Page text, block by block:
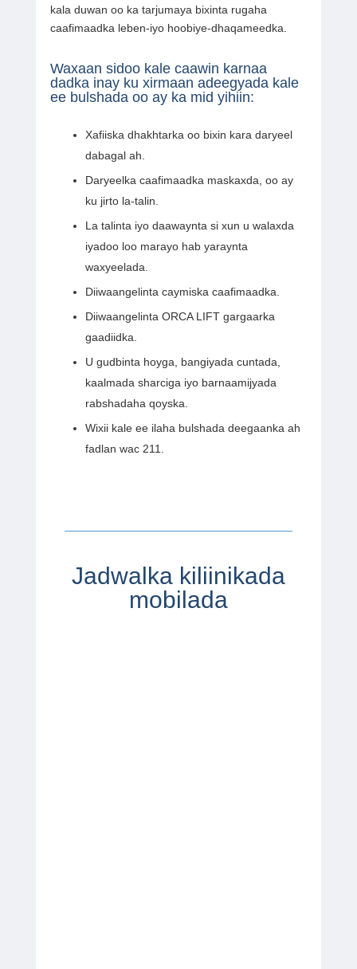
kala duwan oo ka tarjumaya bixinta rugaha
caafimaadka leben-iyo hoobiye-dhaqameedka.
Waxaan sidoo kale caawin karnaa
dadka inay ku xirmaan adeegyada kale
ee bulshada oo ay ka mid yihiin:
Xafiiska dhakhtarka oo bixin kara daryeel
dabagal ah.
Daryeelka caafimaadka maskaxda, oo ay
ku jirto la-talin.
La talinta iyo daawaynta si xun u walaxda
iyadoo loo marayo hab yaraynta
waxyeelada.
Diiwaangelinta caymiska caafimaadka.
Diiwaangelinta ORCA LIFT gargaarka
gaadiidka.
U gudbinta hoyga, bangiyada cuntada,
kaalmada sharciga iyo barnaamijyada
rabshadaha qoyska.
Wixii kale ee ilaha bulshada deegaanka ah
fadlan wac 211.
Jadwalka kiliinikada
mobilada